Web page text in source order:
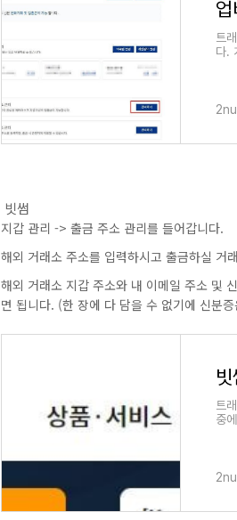
트
다.
빗썸
지갑 관리 -> 출금 주소 관리를 들어갑니다.
해외 거래소 주소를 입력하시고 출금하실 거
해외 거래소 지갑 주소와 내 이메일 주소 및
면 됩니다. (한 장에 다 담을 수 없기에 신분
트
중